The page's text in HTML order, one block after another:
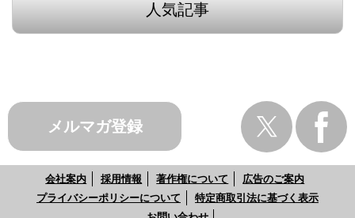
人気記事
メルマガ登録
会社案内 採用情報 著作権について
広告のご案内
プライバシーポリシーについて
特定商取引法に基づく表示